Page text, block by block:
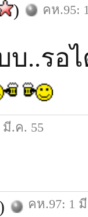
) คห.95:
บ..รอ
มี.ค. 55
) คห.97: 1